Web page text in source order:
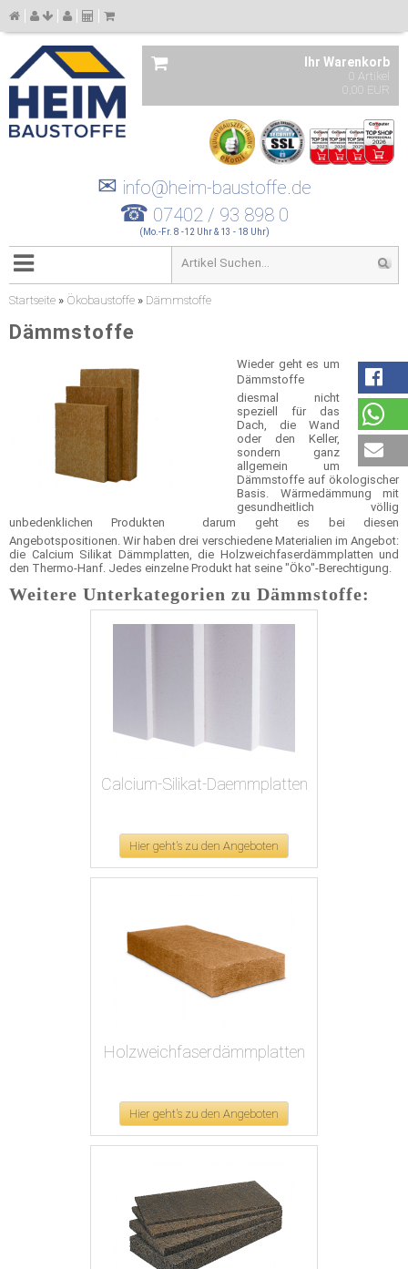
Ihr Warenkorb
0 Artikel
0,00 EUR
✉ info@heim-baustoffe.de
☎ 07402 / 93 898 0
(Mo.-Fr. 8 -12 Uhr & 13 - 18 Uhr)
Startseite » Ökobaustoffe » Dämmstoffe
Dämmstoffe
Wieder geht es um
Dämmstoffe 
diesmal nicht
speziell für das
Dach, die Wand
oder den Keller,
sondern ganz
allgemein um
Dämmstoffe auf ökologischer
Basis. Wärmedämmung mit
gesundheitlich völlig
unbedenklichen Produkten  darum geht es bei diesen
Angebotspositionen. Wir haben drei verschiedene Materialien im Angebot:
die Calcium Silikat Dämmplatten, die Holzweichfaserdämmplatten und
den Thermo-Hanf. Jedes einzelne Produkt hat seine "Öko"-Berechtigung.
Weitere Unterkategorien zu Dämmstoffe:
Calcium-Silikat-Daemmplatten
Hier geht's zu den Angeboten
Holzweichfaserdämmplatten
Hier geht's zu den Angeboten